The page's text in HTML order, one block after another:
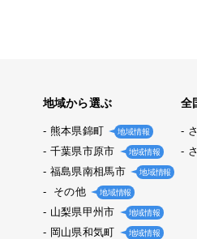
地域から選ぶ
熊本県錦町 地域情報
千葉県市原市 地域情報
福島県南相馬市 地域情報
その他 地域情報
山梨県甲州市 地域情報
岡山県和気町 地域情報
全